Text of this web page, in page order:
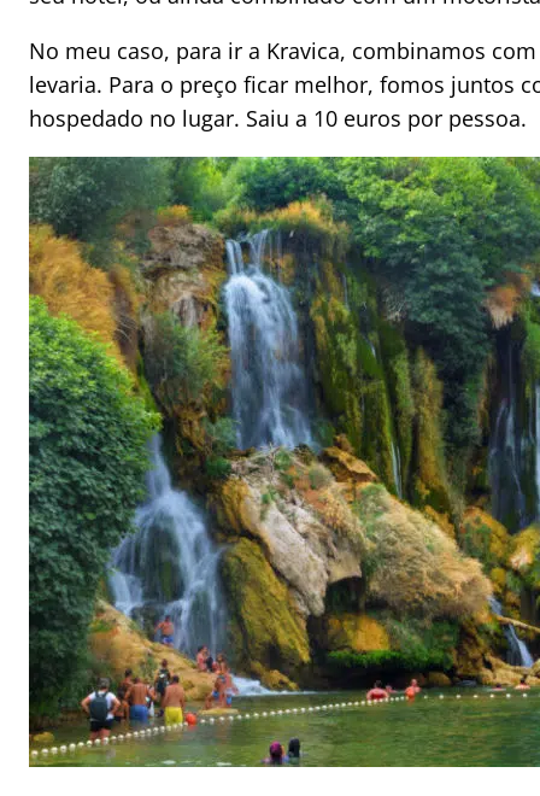
No meu caso, para ir a Kravica, combinamos
levaria. Para o preço ficar melhor, fomos juntos
hospedado no lugar. Saiu a 10 euros por pessoa.